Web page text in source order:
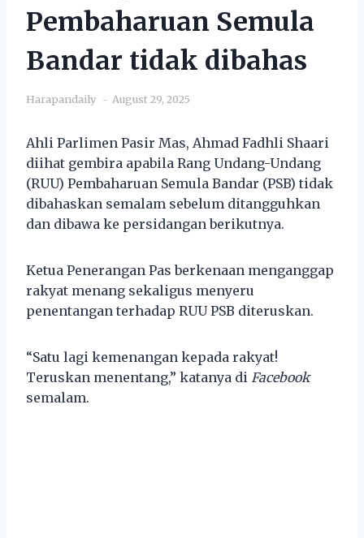
Pembaharuan Semula
Bandar tidak dibahas
Harapandaily August 29, 2025
Ahli Parlimen Pasir Mas, Ahmad Fadhli Shaari
diihat gembira apabila Rang Undang-Undang
(RUU) Pembaharuan Semula Bandar (PSB) tidak
dibahaskan semalam sebelum ditangguhkan
dan dibawa ke persidangan berikutnya.
Ketua Penerangan Pas berkenaan menganggap
rakyat menang sekaligus menyeru
penentangan terhadap RUU PSB diteruskan.
“Satu lagi kemenangan kepada rakyat!
Teruskan menentang,” katanya di Facebook
semalam.